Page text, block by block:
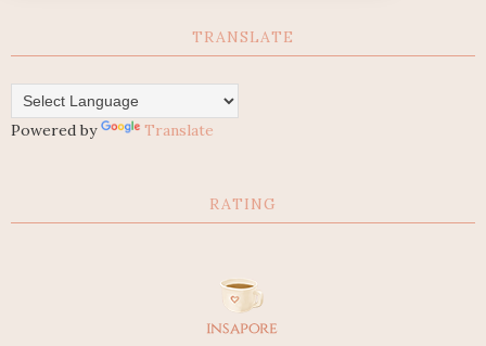
TRANSLATE
Powered by Translate
RATING